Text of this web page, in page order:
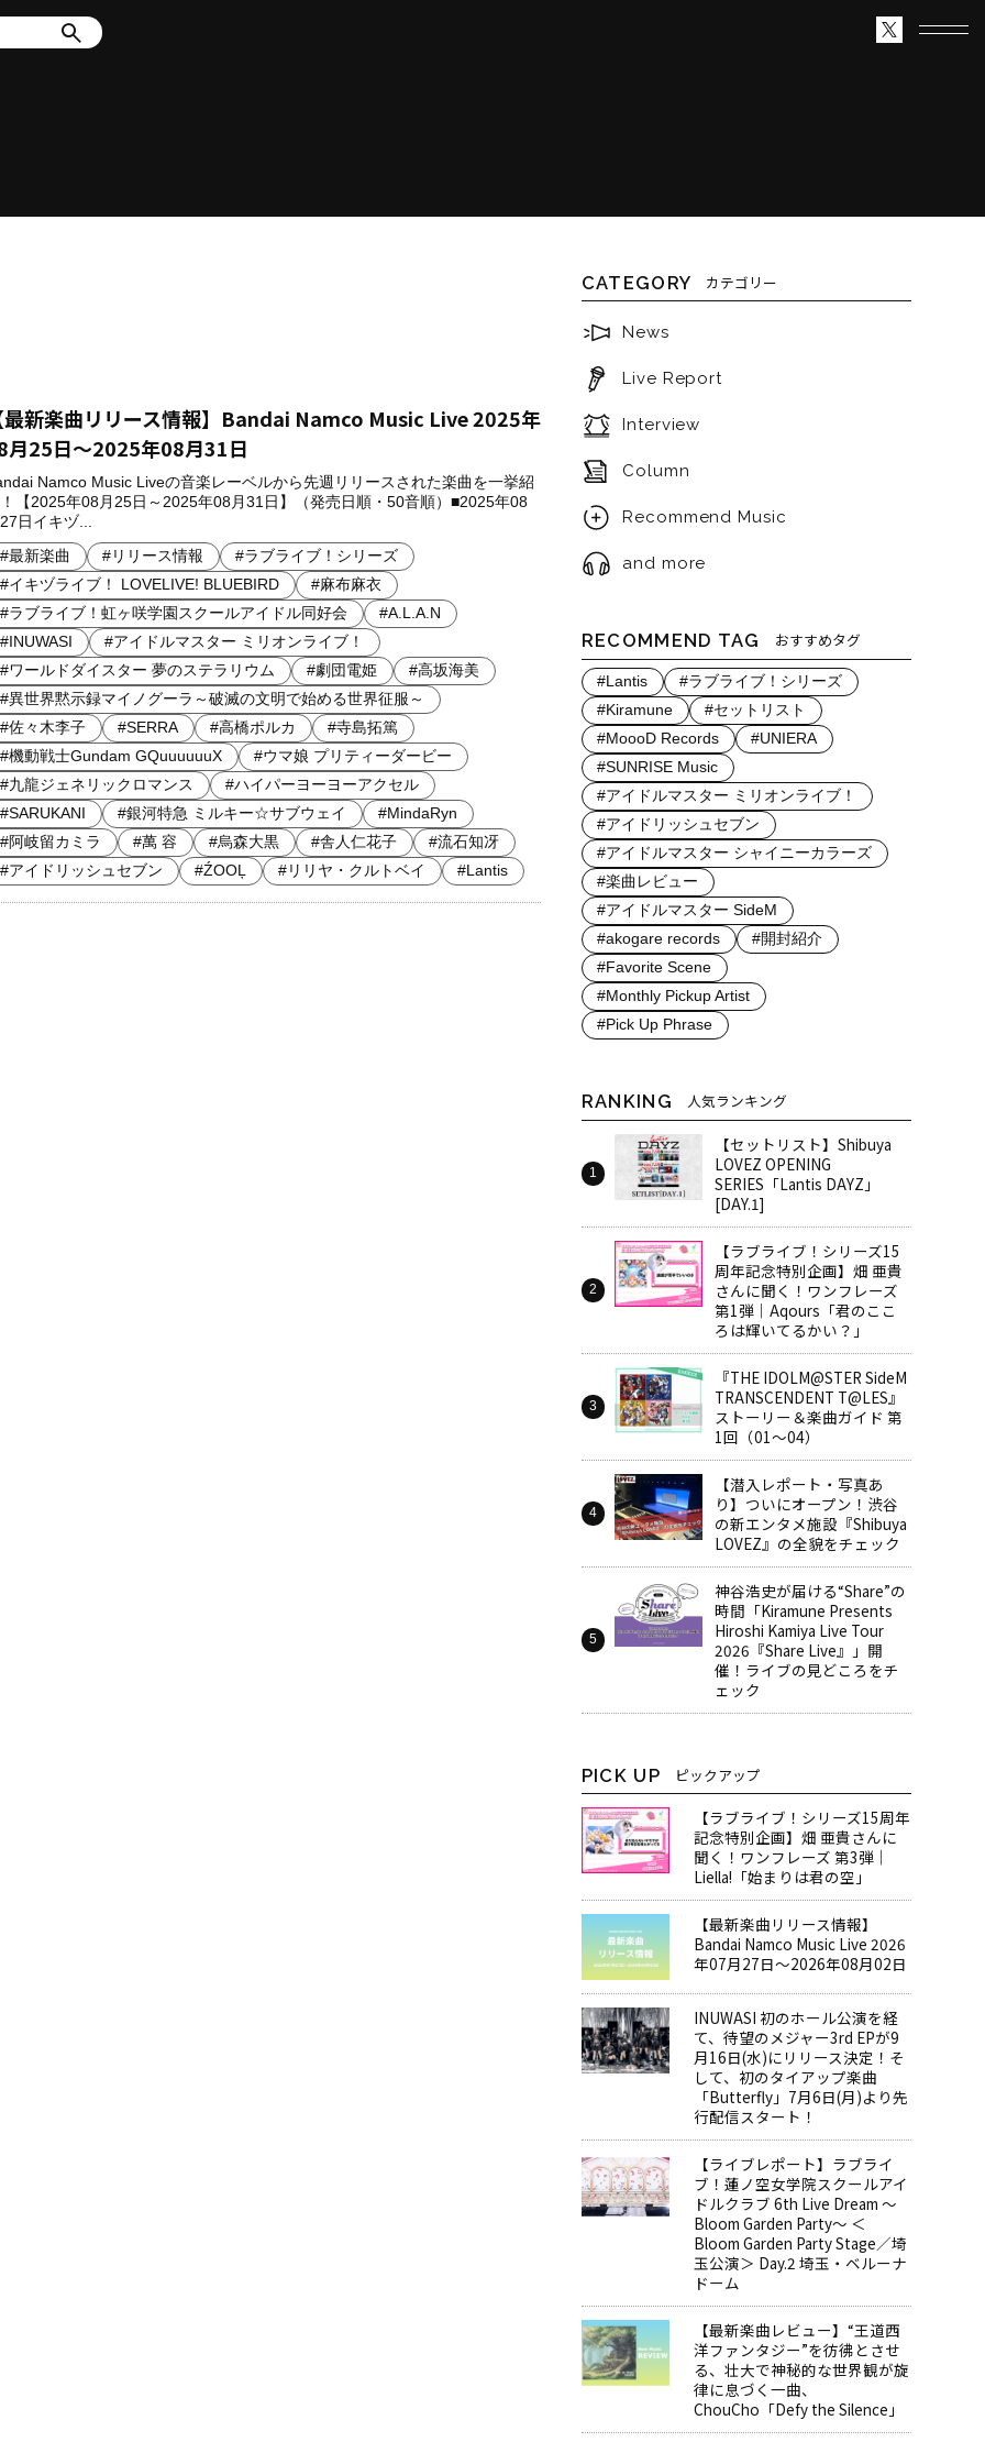
新楽曲リリース情報】Bandai Namco Music Live 2025年
月25日～2025年08月31日
Namco Music Liveの音楽レーベルから先週リリースされた楽曲を一挙紹
【2025年08月25日～2025年08月31日】（発売日順・50音順）■2025年08
日イキヅ...
#最新楽曲 #リリース情報
#ラブライブ！シリーズ
#イキヅライブ！ LOVELIVE! BLUEBIRD
#麻布麻衣
#ラブライブ！虹ヶ咲学園スクールアイドル同好会
#A.L.A.N
#INUWASI
#アイドルマスター ミリオンライブ！
#ワールドダイスター 夢のステラリウム
#劇団電姫
#高坂海美
#異世界黙示録マイノグーラ～破滅の文明で始める世界征服～
#佐々木李子
#SERRA #高橋ポルカ
#寺島拓篤
#機動戦士Gundam GQuuuuuuX
#ウマ娘 プリティーダービー
#九龍ジェネリックロマンス
#ハイパーヨーヨーアクセル
#SARUKANI
#銀河特急 ミルキー☆サブウェイ
#MindaRyn
#阿岐留カミラ
#萬 容 #烏森大黒 #舎人仁花子
#流石知冴
#アイドリッシュセブン
#ŹOOĻ #リリヤ・クルトベイ #Lantis
CATEGORY カテゴリー
News
Live Report
Interview
Column
Recommend Music
and more
RECOMMEND TAG おすすめタグ
#Lantis
#ラブライブ！シリーズ
#Kiramune
#セットリスト
#MoooD Records
#UNIERA
#SUNRISE Music
#アイドルマスター ミリオンライブ！
#アイドリッシュセブン
#アイドルマスター シャイニーカラーズ
#楽曲レビュー
#アイドルマスター SideM
#akogare records
#開封紹介
#Favorite Scene
#Monthly Pickup Artist
#Pick Up Phrase
RANKING 人気ランキング
【セットリスト】Shibuya
LOVEZ OPENING
SERIES「Lantis DAYZ」
[DAY.1]
【ラブライブ！シリーズ15
周年記念特別企画】畑 亜貴
さんに聞く！ワンフレーズ
第1弾｜Aqours「君のここ
ろは輝いてるかい？」
『THE IDOLM@STER SideM
TRANSCENDENT T@LES』
ストーリー＆楽曲ガイド 第
1回（01～04）
【潜入レポート・写真あ
り】ついにオープン！渋谷
の新エンタメ施設『Shibuya
LOVEZ』の全貌をチェック
神谷浩史が届ける“Share”の
時間――「Kiramune Presents
Hiroshi Kamiya Live Tour
2026『Share Live』」開
催！ライブの見どころをチ
ェック
PICK UP ピックアップ
【ラブライブ！シリーズ15周年
記念特別企画】畑 亜貴さんに
聞く！ワンフレーズ 第3弾｜
Liella!「始まりは君の空」
【最新楽曲リリース情報】
Bandai Namco Music Live 2026
年07月27日～2026年08月02日
INUWASI 初のホール公演を経
て、待望のメジャー3rd EPが9
月16日(水)にリリース決定！そ
して、初のタイアップ楽曲
「Butterfly」7月6日(月)より先
行配信スタート！
【ライブレポート】ラブライ
ブ！蓮ノ空女学院スクールアイ
ドルクラブ 6th Live Dream ～
Bloom Garden Party～ ＜
Bloom Garden Party Stage／埼
玉公演＞ Day.2 埼玉・ベルーナ
ドーム
【最新楽曲レビュー】“王道西
洋ファンタジー”を彷彿とさせ
る、壮大で神秘的な世界観が旋
律に息づく一曲、
ChouCho「Defy the Silence」